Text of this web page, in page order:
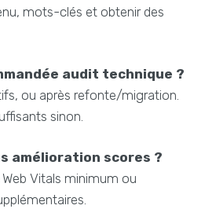
mots-clés et obtenir des
audit technique ?
ou après refonte/migration.
sinon.
amélioration scores ?
Vitals minimum ou